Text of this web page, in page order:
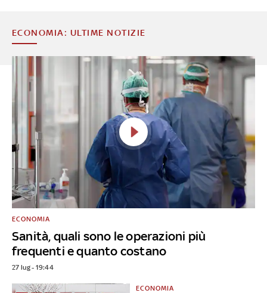
ECONOMIA: ULTIME NOTIZIE
Sanità, quali sono le operazioni più
frequenti e quanto costano
ECONOMIA
27 lug - 19:44
ECONOMIA